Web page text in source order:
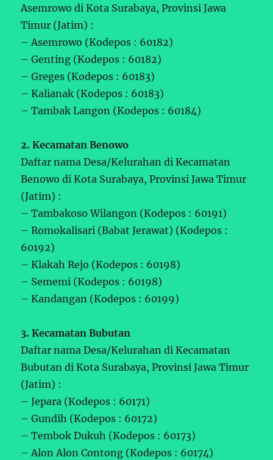
Asemrowo di Kota Surabaya, Provinsi Jawa
Timur (Jatim) :
– Asemrowo (Kodepos : 60182)
– Genting (Kodepos : 60182)
– Greges (Kodepos : 60183)
– Kalianak (Kodepos : 60183)
– Tambak Langon (Kodepos : 60184)
2. Kecamatan Benowo
Daftar nama Desa/Kelurahan di Kecamatan
Benowo di Kota Surabaya, Provinsi Jawa Timur
(Jatim) :
– Tambakoso Wilangon (Kodepos : 60191)
– Romokalisari (Babat Jerawat) (Kodepos :
60192)
– Klakah Rejo (Kodepos : 60198)
– Sememi (Kodepos : 60198)
– Kandangan (Kodepos : 60199)
3. Kecamatan Bubutan
Daftar nama Desa/Kelurahan di Kecamatan
Bubutan di Kota Surabaya, Provinsi Jawa Timur
(Jatim) :
– Jepara (Kodepos : 60171)
– Gundih (Kodepos : 60172)
– Tembok Dukuh (Kodepos : 60173)
– Alon Alon Contong (Kodepos : 60174)